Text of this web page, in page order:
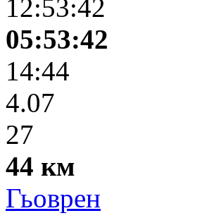
12:53:42
05:53:42
14:44
4.07
27
44 км
Гьоврен